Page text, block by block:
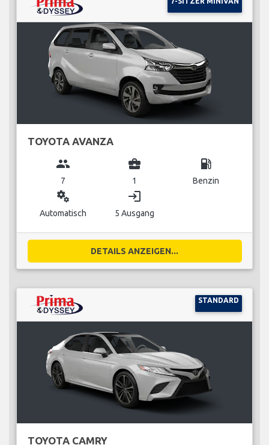
TOYOTA AVANZA
group
7
business_center
1
local_gas_station
Benzin
miscellaneous_services
Automatisch
login
5 Ausgang
DETAILS ANZEIGEN...
STANDARD
TOYOTA CAMRY